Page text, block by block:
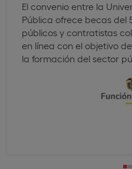
El convenio entre la
Pública ofrece becas del
públicos y contratistas
en línea con el objetivo
la formación del sector